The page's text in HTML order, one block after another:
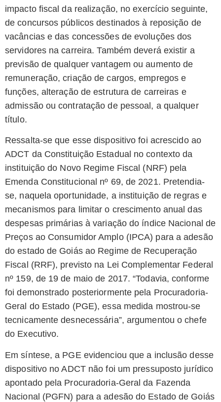
impacto fiscal da realização, no exercício seguinte,
de concursos públicos destinados à reposição de
vacâncias e das concessões de evoluções dos
servidores na carreira. Também deverá existir a
previsão de qualquer vantagem ou aumento de
remuneração, criação de cargos, empregos e
funções, alteração de estrutura de carreiras e
admissão ou contratação de pessoal, a qualquer
título.
Ressalta-se que esse dispositivo foi acrescido ao
ADCT da Constituição Estadual no contexto da
instituição do Novo Regime Fiscal (NRF) pela
Emenda Constitucional nº 69, de 2021. Pretendia-
se, naquela oportunidade, a instituição de regras e
mecanismos para limitar o crescimento anual das
despesas primárias à variação do índice Nacional de
Preços ao Consumidor Amplo (IPCA) para a adesão
do estado de Goiás ao Regime de Recuperação
Fiscal (RRF), previsto na Lei Complementar Federal
nº 159, de 19 de maio de 2017. “Todavia, conforme
foi demonstrado posteriormente pela Procuradoria-
Geral do Estado (PGE), essa medida mostrou-se
tecnicamente desnecessária”, argumentou o chefe
do Executivo.
Em síntese, a PGE evidenciou que a inclusão desse
dispositivo no ADCT não foi um pressuposto jurídico
apontado pela Procuradoria-Geral da Fazenda
Nacional (PGFN) para a adesão do Estado de Goiás